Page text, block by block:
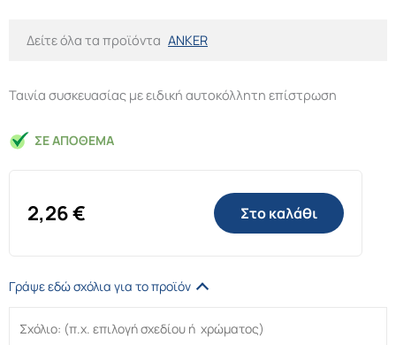
Δείτε όλα τα προϊόντα ANKER
Ταινία συσκευασίας με ειδική αυτοκόλλητη επίστρωση
ΣΕ ΑΠΌΘΕΜΑ
2,26€ Στο καλάθι
Γράψε εδώ σχόλια για το προϊόν